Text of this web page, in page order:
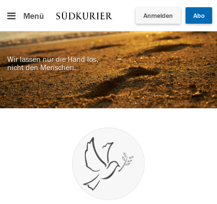
Menü Anmelden Abo
Wir lassen nur die Hand los,
nicht den Menschen.